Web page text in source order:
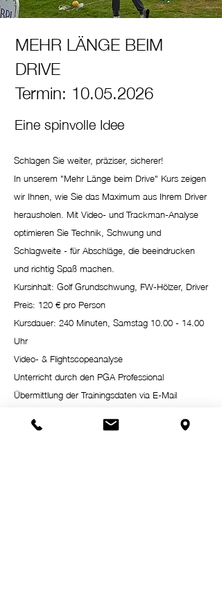
MEHR LÄNGE BEIM
DRIVE
Termin: 10.05.2026
Eine spinvolle Idee
Schlagen Sie weiter, präziser, sicherer!
In unserem "Mehr Länge beim Drive" Kurs zeigen
wir Ihnen, wie Sie das Maximum aus Ihrem Driver
herausholen. Mit Video- und Trackman-Analyse
optimieren Sie Technik, Schwung und
Schlagweite - für Abschläge, die beeindrucken
und richtig Spaß machen.
Kursinhalt: Golf Grundschwung, FW-Hölzer, Driver​
Preis: 120 € pro Person
Kursdauer: 240 Minuten, Samstag 10.00 - 14.00
Uhr
Video- & Flightscopeanalyse
Unterricht durch den PGA Professional
Übermittlung der Trainingsdaten via E-Mail
unbegrenzt